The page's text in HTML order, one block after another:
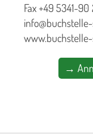
Fax +49 5341-90
→